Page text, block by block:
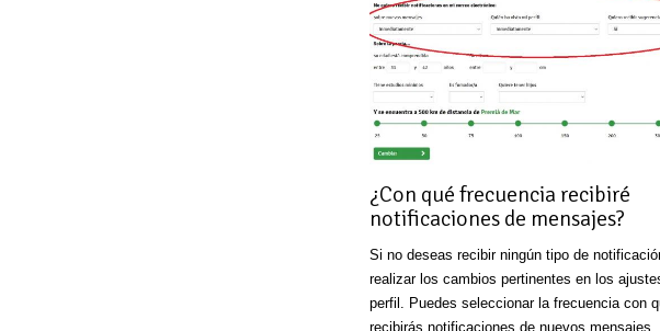
¿Con qué frecuencia recibiré
notificaciones de mensajes?
Si no deseas recibir ningún tipo de
realizar los cambios pertinentes en los
perfil. Puedes seleccionar la frecuencia con
recibirás notificaciones de nuevos mensajes,